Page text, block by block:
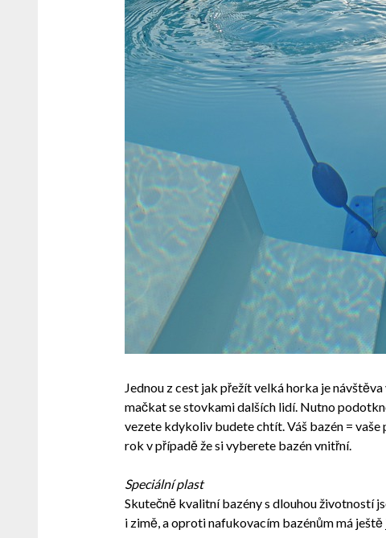
Jednou z cest jak přežít velká horka je
mačkat se stovkami dalších lidí. Nutno
vezete kdykoliv budete chtít. Váš bazén =
rok v případě že si vyberete bazén vnitřní.
Speciální plast
Skutečně kvalitní bazény s dlouhou životností
i zimě, a oproti nafukovacím bazénům má